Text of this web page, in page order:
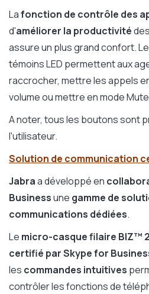
Lafonction de contrôle des
d'améliorer la productivité
assure un plus grand confort.
témoins LED permettent aux
raccrocher, mettre les appels
volume ou mettre en mode
A noter, tous les boutons sont
l'utilisateur.
Solution de communication
Jabraa développé en
Businessune gamme de
communications dédiées.
Le micro-casque filaire BIZ™
certifié par Skype for
les commandes intuitives
contrôler les fonctions de